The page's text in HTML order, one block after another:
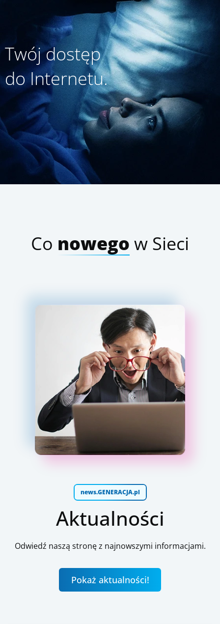
Twój dostęp
do Internetu.
Co nowego w Sieci
news.GENERACJA.pl
Aktualności
Odwiedź naszą stronę z najnowszymi informacjami.
Pokaż aktualności!